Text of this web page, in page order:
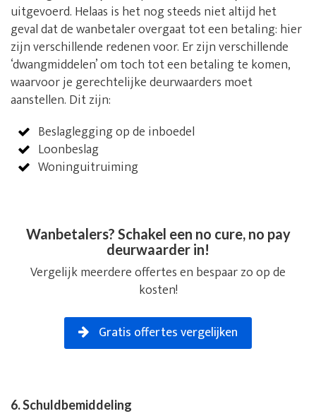
uitgevoerd. Helaas is het nog steeds niet altijd het
geval dat de wanbetaler overgaat tot een betaling: hier
zijn verschillende redenen voor. Er zijn verschillende
‘dwangmiddelen’ om toch tot een betaling te komen,
waarvoor je gerechtelijke deurwaarders moet
aanstellen. Dit zijn:
Beslaglegging op de inboedel
Loonbeslag
Woninguitruiming
Wanbetalers? Schakel een no cure, no pay
deurwaarder in!
Vergelijk meerdere offertes en bespaar zo op de
kosten!
Gratis offertes vergelijken
6. Schuldbemiddeling